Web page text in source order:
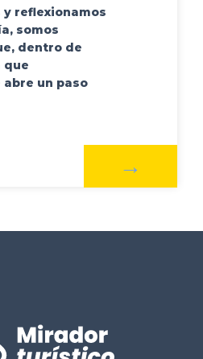
y reflexionamos
somos
dentro de
que
un paso